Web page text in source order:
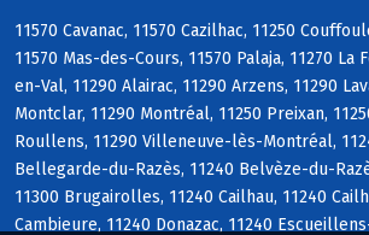
11570 Cavanac, 11570 Cazilhac, 11250
11570 Mas-des-Cours, 11570 Palaja, 11270 La
en-Val, 11290 Alairac, 11290 Arzens, 11290
Montclar, 11290 Montréal, 11250 Preixan,
Roullens, 11290 Villeneuve-lès-Montréal,
Bellegarde-du-Razès, 11240 Belvèze-du-
11300 Brugairolles, 11240 Cailhau, 11240
Cambieure, 11240 Donazac, 11240